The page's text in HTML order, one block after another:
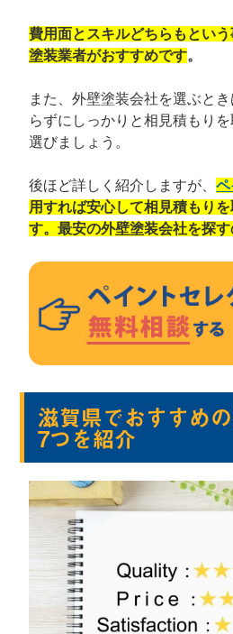
費用面とスキルどちらもとい
塗装業者がおすすめです。
また、外壁塗装会社を選ぶと
らずにしっかりと相見積もり
選びましょう。
後ほど詳しく紹介しますが、ペ
用すれば安心して相見積もり
す。最安の外壁塗装会社を探す
滋賀県でおすすめ
7つを紹介